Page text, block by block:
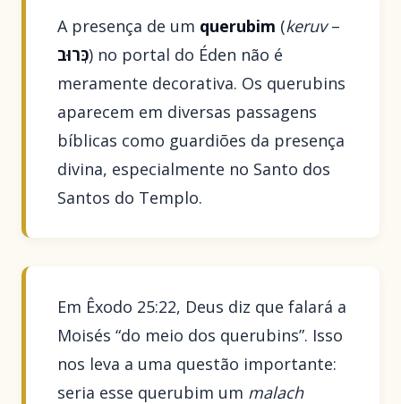
A presença de um querubim (keruv–
כְּרוּב) no portal do Éden não é
meramente decorativa. Os querubins
aparecem em diversas passagens
bíblicas como guardiões da presença
divina, especialmente no Santo dos
Santos do Templo.
Em Êxodo 25:22, Deus diz que falará a
Moisés “do meio dos querubins”. Isso
nos leva a uma questão importante:
seria esse querubim um malach